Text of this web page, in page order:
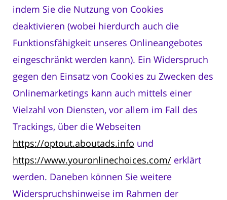
indem Sie die Nutzung von Cookies
deaktivieren (wobei hierdurch auch die
Funktionsfähigkeit unseres Onlineangebotes
eingeschränkt werden kann). Ein Widerspruch
gegen den Einsatz von Cookies zu Zwecken des
Onlinemarketings kann auch mittels einer
Vielzahl von Diensten, vor allem im Fall des
Trackings, über die Webseiten
https://optout.aboutads.info und
https://www.youronlinechoices.com/ erklärt
werden. Daneben können Sie weitere
Widerspruchshinweise im Rahmen der